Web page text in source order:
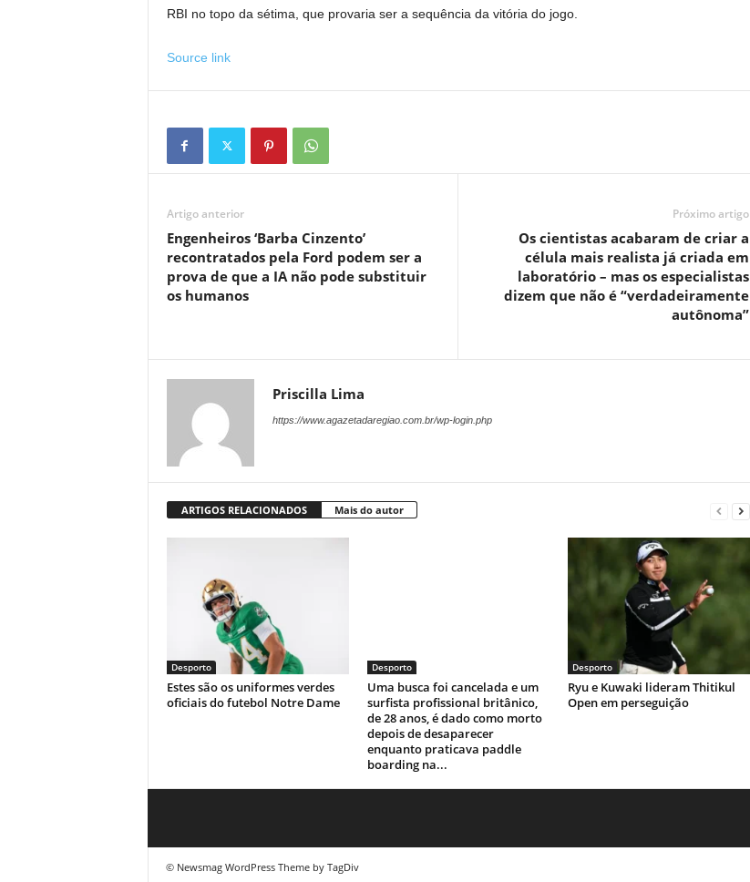
RBI no topo da sétima, que provaria ser a sequência da vitória do jogo.
Source link
Artigo anterior
Engenheiros ‘Barba Cinzento’
recontratados pela Ford podem ser a
prova de que a IA não pode substituir
os humanos
Próximo artigo
Os cientistas acabaram de criar a
célula mais realista já criada em
laboratório – mas os especialistas
dizem que não é “verdadeiramente
autônoma”
Priscilla Lima
https://www.agazetadaregiao.com.br/wp-login.php
ARTIGOS RELACIONADOS Mais do autor
Desporto
Estes são os uniformes verdes
oficiais do futebol Notre Dame
Desporto
Uma busca foi cancelada e um
surfista profissional britânico,
de 28 anos, é dado como morto
depois de desaparecer
enquanto praticava paddle
boarding na...
Desporto
Ryu e Kuwaki lideram Thitikul
Open em perseguição
© Newsmag WordPress Theme by TagDiv